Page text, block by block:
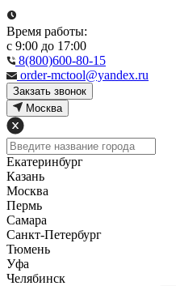
Время работы:
с 9:00 до 17:00
8(800)600-80-15
order-mctool@yandex.ru
Закзать звонок
Москва
Екатеринбург
Казань
Москва
Пермь
Самара
Санкт-Петербург
Тюмень
Уфа
Челябинск